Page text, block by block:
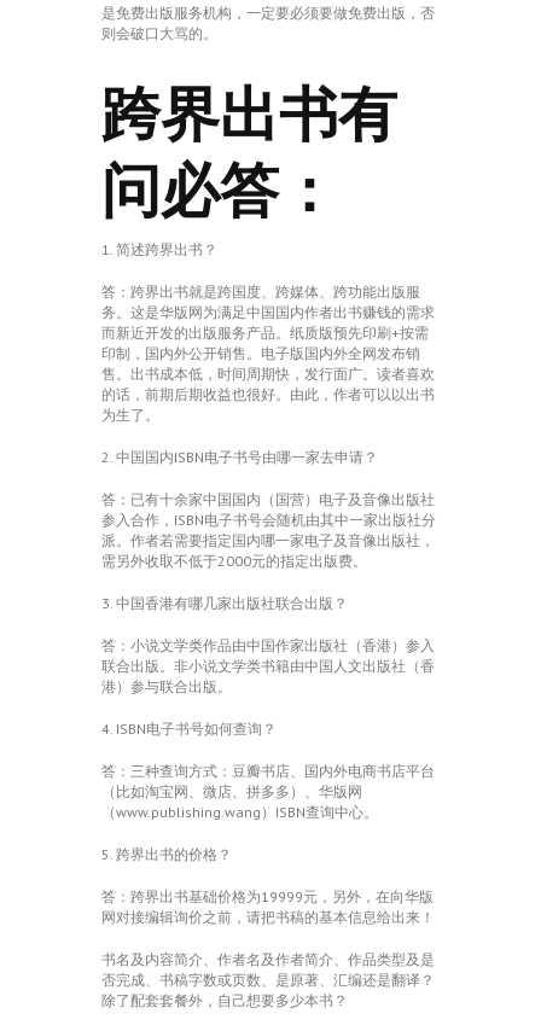
是免费出版服务机构，一定要必须要做免费出版，否
则会破口大骂的。
跨界出书有
问必答：
1. 简述跨界出书？
答：跨界出书就是跨国度、跨媒体、跨功能出版服
务。这是华版网为满足中国国内作者出书赚钱的需求
而新近开发的出版服务产品。纸质版预先印刷+按需
印制，国内外公开销售。电子版国内外全网发布销
售。出书成本低，时间周期快，发行面广。读者喜欢
的话，前期后期收益也很好。由此，作者可以以出书
为生了。
2. 中国国内ISBN电子书号由哪一家去申请？
答：已有十余家中国国内（国营）电子及音像出版社
参入合作，ISBN电子书号会随机由其中一家出版社分
派。作者若需要指定国内哪一家电子及音像出版社，
需另外收取不低于2000元的指定出版费。
3. 中国香港有哪几家出版社联合出版？
答：小说文学类作品由中国作家出版社（香港）参入
联合出版。非小说文学类书籍由中国人文出版社（香
港）参与联合出版。
4. ISBN电子书号如何查询？
答：三种查询方式：豆瓣书店、国内外电商书店平台
（比如淘宝网、微店、拼多多）、华版网
（www.publishing.wang）ISBN查询中心。
5. 跨界出书的价格？
答：跨界出书基础价格为19999元，另外，在向华版
网对接编辑询价之前，请把书稿的基本信息给出来！
书名及内容简介、作者名及作者简介、作品类型及是
否完成、书稿字数或页数、是原著、汇编还是翻译？
除了配套套餐外，自己想要多少本书？